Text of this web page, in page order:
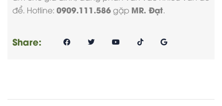
để. Hotline: 0909.111.586gặp MR. Đạt.
Share: